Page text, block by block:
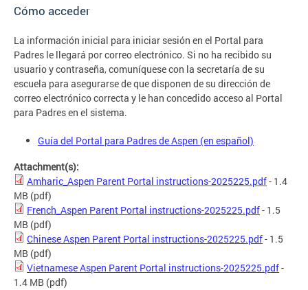
Cómo acceder
La información inicial para iniciar sesión en el Portal para
Padres le llegará por correo electrónico. Si no ha recibido su
usuario y contraseña, comuníquese con la secretaría de su
escuela para asegurarse de que disponen de su dirección de
correo electrónico correcta y le han concedido acceso al Portal
para Padres en el sistema.
Guía del Portal para Padres de Aspen (en español)
Attachment(s):
Amharic_Aspen Parent Portal instructions-2025225.pdf- 1.4
MB (pdf)
French_Aspen Parent Portal instructions-2025225.pdf- 1.5
MB (pdf)
Chinese Aspen Parent Portal instructions-2025225.pdf- 1.5
MB (pdf)
Vietnamese Aspen Parent Portal instructions-2025225.pdf-
1.4 MB (pdf)